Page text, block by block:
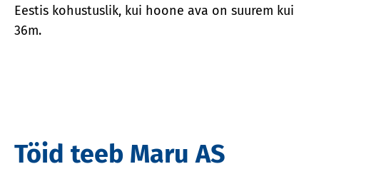
Eestis kohustuslik, kui hoone ava on suurem kui
36m.
Töid teeb Maru AS